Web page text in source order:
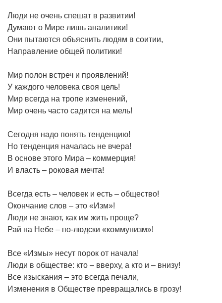
Люди не очень спешат в развитии!
Думают о Мире лишь аналитики!
Они пытаются объяснить людям в соитии,
Направление общей политики!
Мир полон встреч и проявлений!
У каждого человека своя цель!
Мир всегда на тропе изменений,
Мир очень часто садится на мель!
Сегодня надо понять тенденцию!
Но тенденция началась не вчера!
В основе этого Мира – коммерция!
И власть – роковая мечта!
Всегда есть – человек и есть – общество!
Окончание слов – это «Изм»!
Люди не знают, как им жить проще?
Рай на Небе – по-людски «коммунизм»!
Все «Измы» несут порок от начала!
Люди в обществе: кто – вверху, а кто и – внизу!
Все изыскания – это всегда печали,
Изменения в Обществе превращались в грозу!